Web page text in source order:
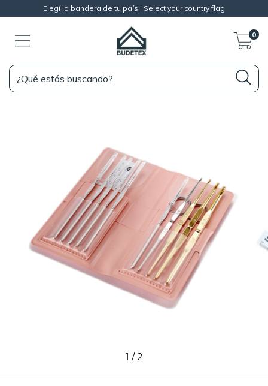
Elegí la bandera de tu país | Select your country flag
0
1 /2